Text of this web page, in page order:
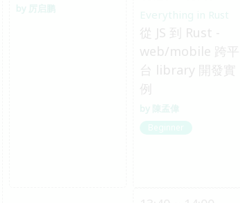
厉启鹏 Everything in Rust
從 JS 到 Rust -
web/mobile 跨平
台 library 開發實
例
陳孟偉
Beginner